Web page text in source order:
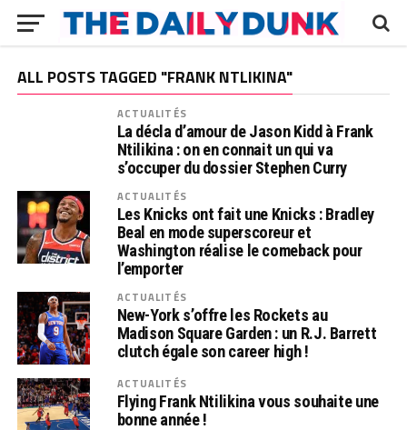
ALL POSTS TAGGED "FRANK NTLIKINA"
ACTUALITÉS
La décla d’amour de Jason Kidd à Frank
Ntilikina : on en connait un qui va
s’occuper du dossier Stephen Curry
ACTUALITÉS
Les Knicks ont fait une Knicks : Bradley
Beal en mode superscoreur et
Washington réalise le comeback pour
l’emporter
ACTUALITÉS
New-York s’offre les Rockets au
Madison Square Garden : un R.J. Barrett
clutch égale son career high !
ACTUALITÉS
Flying Frank Ntilikina vous souhaite une
bonne année !